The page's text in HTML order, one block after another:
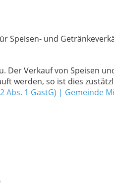
Speisen- und
Der Verkauf von Speisen
werden, so ist dies
1 GastG) | Gemeinde